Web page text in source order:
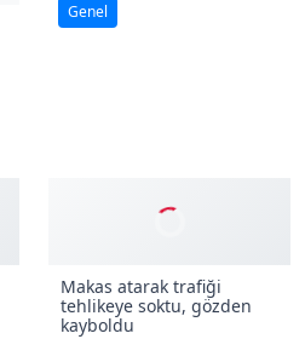
Genel
Makas atarak trafiği
tehlikeye soktu, gözden
kayboldu